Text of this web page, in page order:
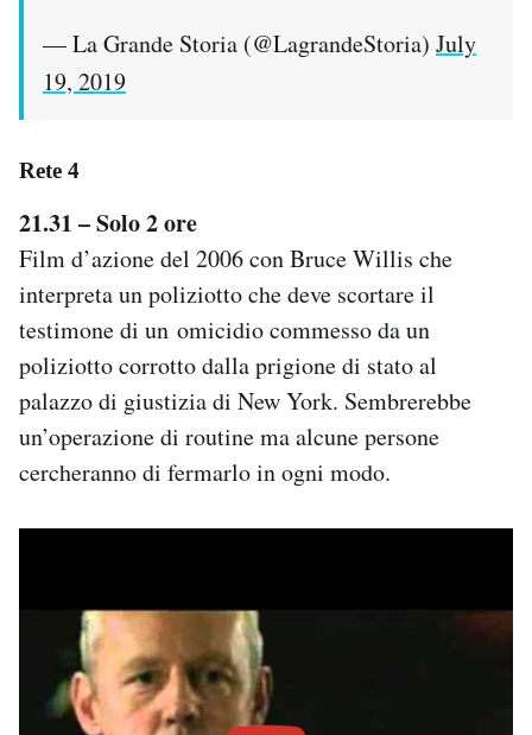
— La Grande Storia (@LagrandeStoria) July
19, 2019
Rete 4
21.31 – Solo 2 ore
Film d’azione del 2006 con Bruce Willis che
interpreta un poliziotto che deve scortare il
testimone di un omicidio commesso da un
poliziotto corrotto dalla prigione di stato al
palazzo di giustizia di New York. Sembrerebbe
un’operazione di routine ma alcune persone
cercheranno di fermarlo in ogni modo.